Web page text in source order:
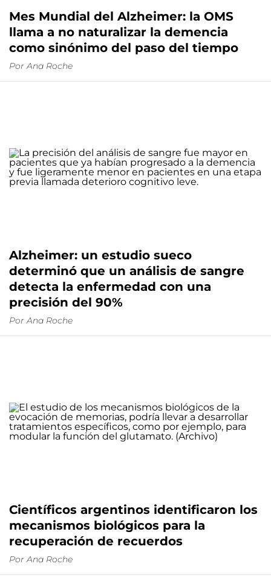
Mes Mundial del Alzheimer: la OMS
llama a no naturalizar la demencia
como sinónimo del paso del tiempo
Por Ana Roche
Alzheimer: un estudio sueco
determinó que un análisis de sangre
detecta la enfermedad con una
precisión del 90%
Por Ana Roche
Científicos argentinos identificaron los
mecanismos biológicos para la
recuperación de recuerdos
Por Ana Roche